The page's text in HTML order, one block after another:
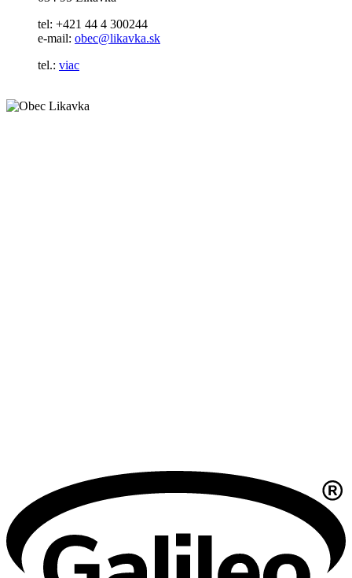
tel: +421 44 4 300244
e-mail: obec@likavka.sk
tel.: viac